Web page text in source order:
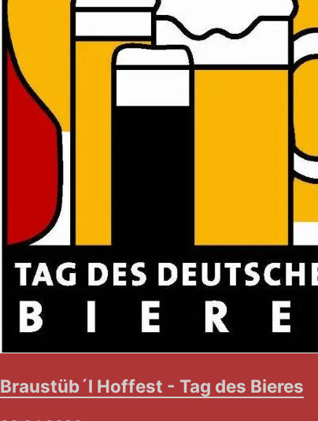
Braustüb´l Hoffest - Tag des Bieres